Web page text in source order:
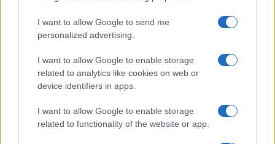
I want to allow Google to send me
personalized advertising.
I want to allow Google to enable storage
related to analytics like cookies on web or
device identifiers in apps.
I want to allow Google to enable storage
related to functionality of the website or app.
esempio tra i Paesi nordeuropei e quelli latini) era
compensata dalla politica monetaria flessibile
fine di attutire, tramite la svalutazione della
propria valuta (come più volte fatto dal nostro
di inflazione dei diversi stati.